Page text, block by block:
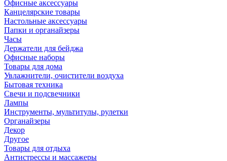
Офисные аксессуары
Канцелярские товары
Настольные аксессуары
Папки и органайзеры
Часы
Держатели для бейджа
Офисные наборы
Товары для дома
Увлажнители, очистители воздуха
Бытовая техника
Свечи и подсвечники
Лампы
Инструменты, мультитулы, рулетки
Органайзеры
Декор
Другое
Товары для отдыха
Антистрессы и массажеры